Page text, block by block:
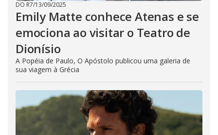
DO R7/13/09/2025
Emily Matte conhece Atenas e se
emociona ao visitar o Teatro de
Dionísio
A Popéia de Paulo, O Apóstolo publicou uma galeria de
sua viagem à Grécia